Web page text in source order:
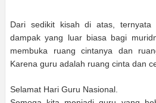
Dari sedikit kisah di atas, ternyata
dampak yang luar biasa bagi
membuka ruang cintanya dan
Karena guru adalah ruang cinta dan
Selamat Hari Guru Nasional.